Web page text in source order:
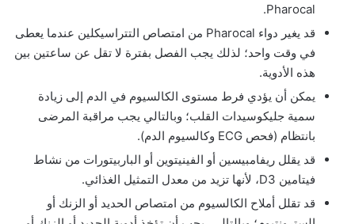
Pharocal.
قد يغير دواء Pharocal من امتصاص التتراسيكلين عندما يعطى
في وقت واحد؛ لذلك يجب الفصل بفترة لا تقل عن ساعتين بين
هذه الأدوية.
يمكن أن يؤدي فرط مستوى الكالسيوم في الدم إلى زيادة
سمية جليكوسيدات القلب؛ وبالتالي يجب مراقبة المرضى
بانتظام (فحص ECG وكالسيوم الدم).
قد يقلل ريفامبيسين أو الفينيتوين أو الباربيتورات من نشاط
فيتامين D3، لأنها تزيد من معدل التمثيل الغذائي.
قد تقلل أملاح الكالسيوم من امتصاص الحديد أو الزنك أو